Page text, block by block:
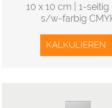
10 x 10 cm | 1-seitig
s/w-farbig
KALKULIEREN